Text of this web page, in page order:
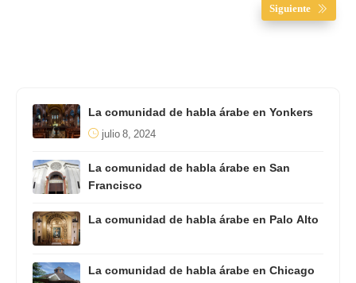
Siguiente
La comunidad de habla árabe en Yonkers
julio 8, 2024
La comunidad de habla árabe en San
Francisco
La comunidad de habla árabe en Palo Alto
La comunidad de habla árabe en Chicago